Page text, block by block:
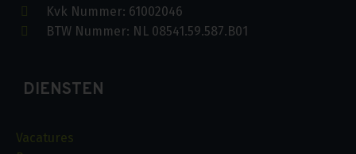
Kvk Nummer: 61002046
BTW Nummer: NL 08541.59.587.B01
DIENSTEN
Vacatures